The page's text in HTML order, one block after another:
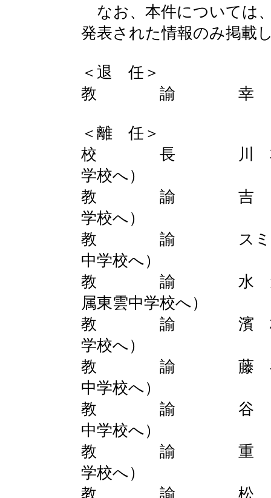
なお、本件については
発表された情報のみ掲載
＜退 任＞
教 諭 幸 田
＜離 任＞
校 長 川 本 尚
学校へ）
教 諭 吉 岡 裕
学校へ）
教 諭 スミス 由
中学校へ）
教 諭 水 元 千
属東雲中学校へ）
教 諭 濱 村 昌
学校へ）
教 諭 藤 谷 加
中学校へ）
教 諭 谷 口
中学校へ）
教 諭 重 田 真
学校へ）
教 諭 松 尾 奏